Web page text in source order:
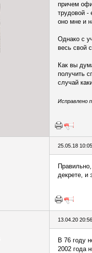
причем
трудовой -
оно мне и
Однако с
весь свой
Как вы
получить
случай
Исправлено
25.05.18 10:05
декрете, и
13.04.20 20:56
В 76 году
2002 года